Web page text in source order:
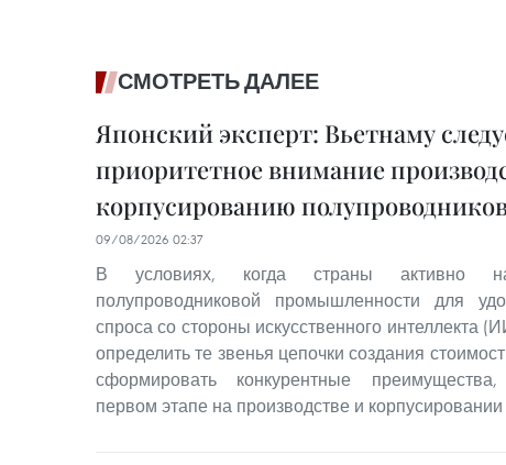
СМОТРЕТЬ ДАЛЕЕ
Японский эксперт: Вьетнаму
приоритетное внимание
корпусированию
09/08/2026 02:37
В условиях, когда страны активно
полупроводниковой промышленности для
спроса со стороны искусственного интеллекта
определить те звенья цепочки создания
сформировать конкурентные
первом этапе на производстве и